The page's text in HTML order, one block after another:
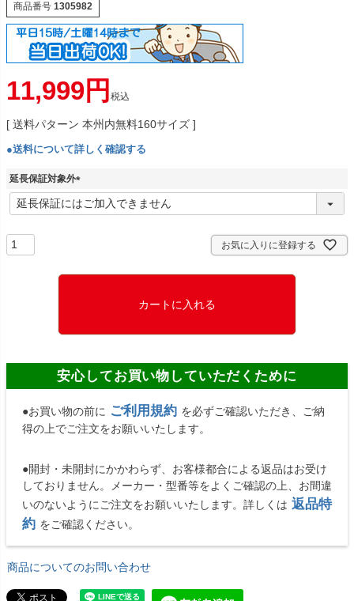
商品番号 1305982
11,999 税込
送料パターン 本州内無料160サイズ
●送料について詳しく確認する
延長保証対象外
(
必
お気に入りに登録する
カートに入れる
安心してお買い物していただくために
●お買い物の前に ご利用規約 を必ずご確認いただき、ご納
得の上でご注文をお願いいたします。
●開封・未開封にかかわらず、お客様都合による返品はお受け
しておりません。メーカー・型番等をよくご確認の上、お間違
いのないようにご注文をお願いいたします。詳しくは 返品特
約 をご確認ください。
商品についてのお問い合わせ